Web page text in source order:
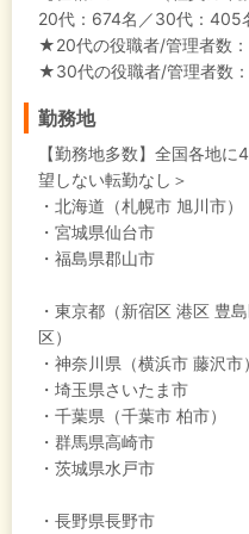
20代：674名／30代：405
★20代の役職者/管理者数
★30代の役職者/管理者数
勤務地
【勤務地多数】全国各地
望しない転勤なし＞
・北海道（札幌市 旭川市）
・宮城県仙台市
・福島県郡山市
・東京都（新宿区 港区 豊
区）
・神奈川県（横浜市 藤沢市）
・埼玉県さいたま市
・千葉県（千葉市 柏市）
・群馬県高崎市
・茨城県水戸市
・長野県長野市